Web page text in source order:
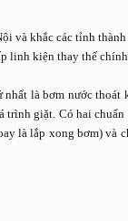
và khắc các tỉnh
linh kiện thay thế
là bơm nước
trình giặt. Có hai
là lắp xong bơm) và